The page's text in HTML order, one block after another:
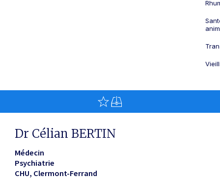
Dr Célian BERTIN
Médecin
Psychiatrie
CHU Clermont-Ferrand